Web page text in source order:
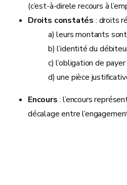
(c’est-à-direle recours à
Droits constatés : droits
a) leurs montants
b) l’identité du
c) l’obligation de
d) une pièce
Encours : l’encours
décalage entre